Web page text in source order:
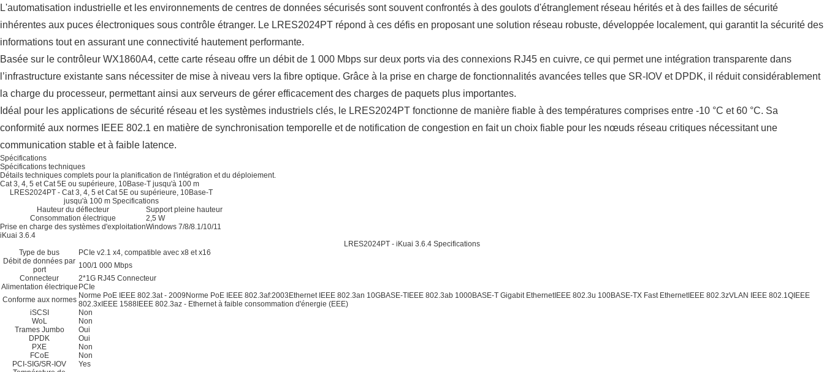
L'automatisation industrielle et les environnements de centres de données sécurisés sont souvent confrontés à des goulots d'étranglement réseau hérités et à des failles de sécurité
inhérentes aux puces électroniques sous contrôle étranger. Le LRES2024PT répond à ces défis en proposant une solution réseau robuste, développée localement, qui garantit la sécurité des
informations tout en assurant une connectivité hautement performante.
Basée sur le contrôleur WX1860A4, cette carte réseau offre un débit de 1 000 Mbps sur deux ports via des connexions RJ45 en cuivre, ce qui permet une intégration transparente dans
l’infrastructure existante sans nécessiter de mise à niveau vers la fibre optique. Grâce à la prise en charge de fonctionnalités avancées telles que SR-IOV et DPDK, il réduit considérablement
la charge du processeur, permettant ainsi aux serveurs de gérer efficacement des charges de paquets plus importantes.
Idéal pour les applications de sécurité réseau et les systèmes industriels clés, le LRES2024PT fonctionne de manière fiable à des températures comprises entre -10 °C et 60 °C. Sa
conformité aux normes IEEE 802.1 en matière de synchronisation temporelle et de notification de congestion en fait un choix fiable pour les nœuds réseau critiques nécessitant une
communication stable et à faible latence.
Spécifications
Spécifications techniques
Détails techniques complets pour la planification de l'intégration et du déploiement.
Cat 3, 4, 5 et Cat 5E ou supérieure, 10Base-T jusqu'à 100 m
LRES2024PT - Cat 3, 4, 5 et Cat 5E ou supérieure, 10Base-T
jusqu'à 100 m Specifications
Hauteur du déflecteur
Support pleine hauteur
Consommation électrique
2,5 W
Prise en charge des systèmes d'exploitationWindows 7/8/8.1/10/11
iKuai 3.6.4
LRES2024PT - iKuai 3.6.4 Specifications
Type de bus
PCIe v2.1 x4, compatible avec x8 et x16
Débit de données par
port
100/1 000 Mbps
Connecteur
2*1G RJ45 Connecteur
Alimentation électrique PCIe
Conforme aux normes Norme PoE IEEE 802.3at - 2009Norme PoE IEEE 802.3af:2003Ethernet IEEE 802.3an 10GBASE-TIEEE 802.3ab 1000BASE-T Gigabit EthernetIEEE 802.3u 100BASE-TX Fast EthernetIEEE 802.3zVLAN IEEE 802.1QIEEE
802.3xIEEE 1588IEEE 802.3az - Ethernet à faible consommation d'énergie (EEE)
iSCSI
Non
WoL
Non
Trames Jumbo
Oui
DPDK
Oui
PXE
Non
FCoE
Non
PCI-SIG/SR-IOV
Yes